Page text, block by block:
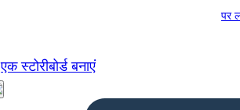
पर
एक स्टोरीबोर्ड बनाएं